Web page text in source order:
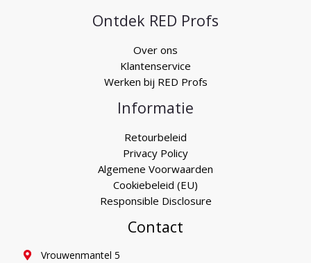
Ontdek RED Profs
Over ons
Klantenservice
Werken bij RED Profs
Informatie
Retourbeleid
Privacy Policy
Algemene Voorwaarden
Cookiebeleid (EU)
Responsible Disclosure
Contact
Vrouwenmantel 5